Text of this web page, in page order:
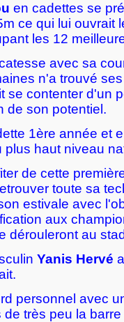
en cadettes se
ce qui lui ouvrait
les 12
avec sa
n'a trouvé
se contenter d'un
de son potentiel .
1ère année et
plus haut niveau
de cette
toute sa
estivale avec
aux
dérouleront au
Yanis Hervé
personnel avec
de très peu la